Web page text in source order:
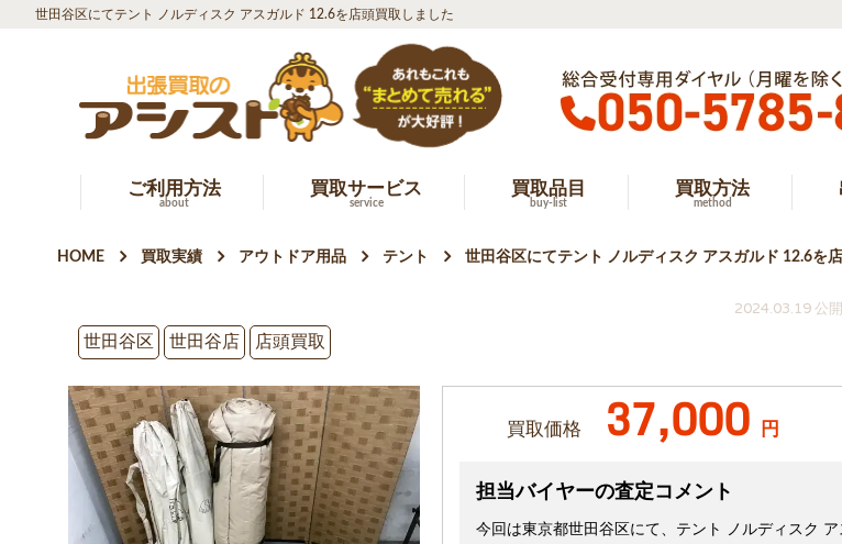
世田谷区にてテント ノルディスク アスガルド 12.6を店頭買取しました
ご利用方法
about
買取サービス
service
買取品目
buy-list
買取方法
method
HOME 買取実績 アウトドア用品 テント 世田谷区にてテント ノルディスク アスガルド 12.6を
2024.03.19 公開
世田谷区
世田谷店 店頭買取
買取価格 37,000 円
担当バイヤーの査定コメント
今回は東京都世田谷区にて、テント ノルディスク